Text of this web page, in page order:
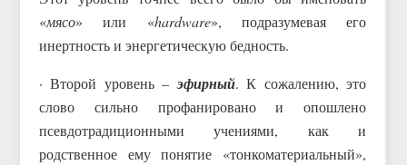
«мясо» или «hardware», подразумевая его
инертность и энергетическую бедность.
· Второй уровень –эфирный. К сожалению, это
слово сильно профанировано и опошлено
псевдотрадиционными учениями, как и
родственное ему понятие «тонкоматериальный»,